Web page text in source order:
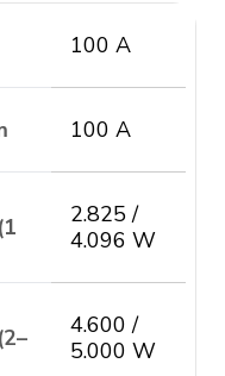
100 A
100 A
2.825 /
4.096 W
4.600 /
5.000 W